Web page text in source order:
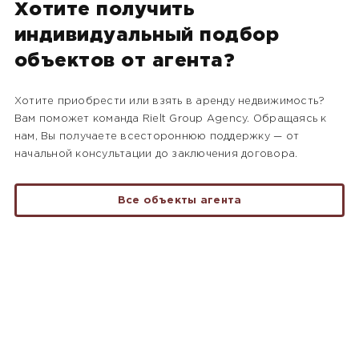
Хотите получить
индивидуальный подбор
объектов от агента?
Хотите приобрести или взять в аренду недвижимость?
Вам поможет команда Rielt Group Agency. Обращаясь к
нам, Вы получаете всестороннюю поддержку — от
начальной консультации до заключения договора.
Все объекты агента